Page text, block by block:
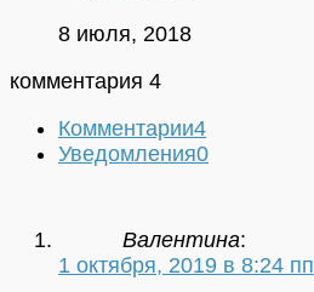
8 июля, 2018
комментария 4
Комментарии4
Уведомления0
Валентина:
1 октября, 2019 в 8:24 пп